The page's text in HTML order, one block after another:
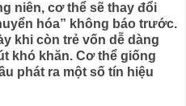
niên, cơ thể sẽ thay đổi
hóa” không báo trước.
khi còn trẻ vốn dễ dàng
khó khăn. Cơ thể giống
phát ra một số tín hiệu